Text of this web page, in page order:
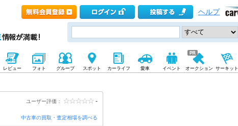
ヘルプ
レビュー フォト グループ スポット カーライフ 愛車 イベント オークション サーキット
ユーザー評価： -
中古車の買取・査定相場を調べる